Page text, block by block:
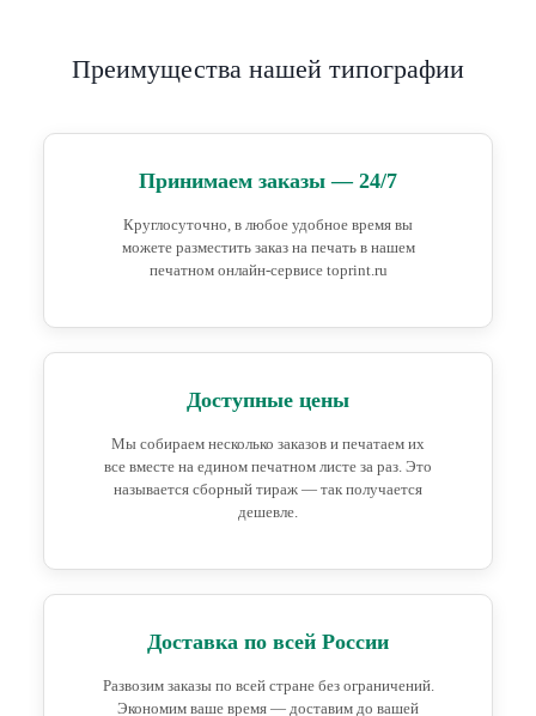
Преимущества нашей типографии
Принимаем заказы — 24/7
Круглосуточно, в любое удобное время вы
можете разместить заказ на печать в нашем
печатном онлайн-сервисе toprint.ru
Доступные цены
Мы собираем несколько заказов и печатаем их
все вместе на едином печатном листе за раз. Это
называется сборный тираж — так получается
дешевле.
Доставка по всей России
Развозим заказы по всей стране без ограничений.
Экономим ваше время — доставим до вашей